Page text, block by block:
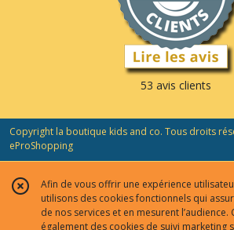
53 avis clients
Copyright la boutique kids and co. Tous droits
eProShopping
Afin de vous offrir une expérience
utilisons des cookies fonctionnels qui
de nos services et en mesurent
également des cookies de suivi marketing